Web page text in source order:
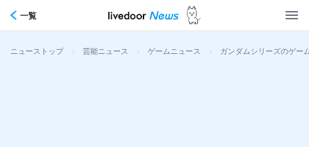
一覧
ニューストップ > 芸能ニュース > ゲームニュース > ガンダムシリーズのゲー